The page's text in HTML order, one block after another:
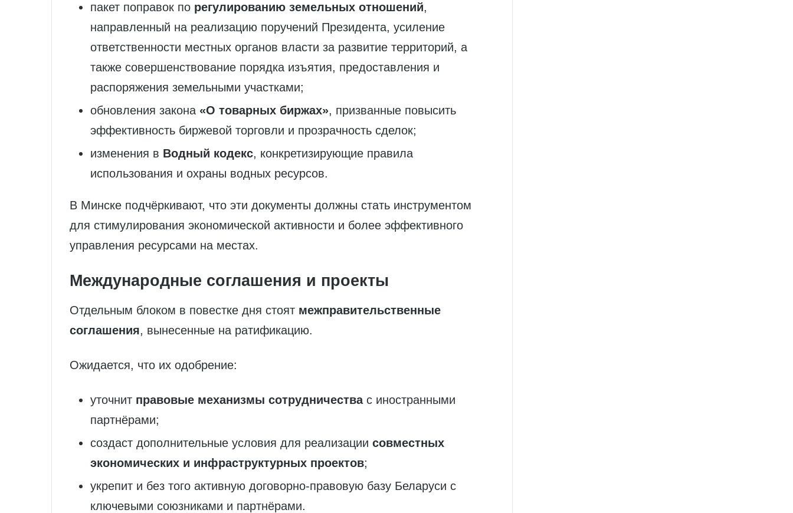
пакет поправок по регулированию земельных отношений,
направленный на реализацию поручений Президента, усиление
ответственности местных органов власти за развитие территорий, а
также совершенствование порядка изъятия, предоставления и
распоряжения земельными участками;
обновления закона «О товарных биржах», призванные повысить
эффективность биржевой торговли и прозрачность сделок;
изменения в Водный кодекс, конкретизирующие правила
использования и охраны водных ресурсов.
В Минске подчёркивают, что эти документы должны стать инструментом
для стимулирования экономической активности и более эффективного
управления ресурсами на местах.
Международные соглашения и проекты
Отдельным блоком в повестке дня стоят межправительственные
соглашения, вынесенные на ратификацию.
Ожидается, что их одобрение:
уточнит правовые механизмы сотрудничествас иностранными
партнёрами;
создаст дополнительные условия для реализации совместных
экономических и инфраструктурных проектов;
укрепит и без того активную договорно-правовую базу Беларуси с
ключевыми союзниками и партнёрами.